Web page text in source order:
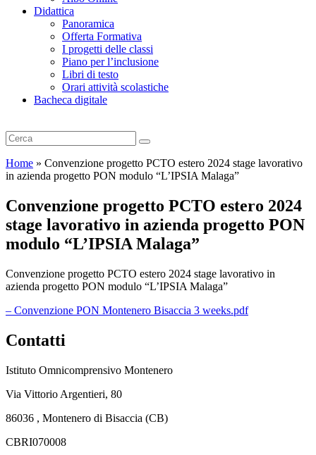
Didattica
Panoramica
Offerta Formativa
I progetti delle classi
Piano per l’inclusione
Libri di testo
Orari attività scolastiche
Bacheca digitale
Home » Convenzione progetto PCTO estero 2024 stage lavorativo
in azienda progetto PON modulo “L’IPSIA Malaga”
Convenzione progetto PCTO estero 2024
stage lavorativo in azienda progetto PON
modulo “L’IPSIA Malaga”
Convenzione progetto PCTO estero 2024 stage lavorativo in
azienda progetto PON modulo “L’IPSIA Malaga”
– Convenzione PON Montenero Bisaccia 3 weeks.pdf
Contatti
Istituto Omnicomprensivo Montenero
Via Vittorio Argentieri, 80
86036 , Montenero di Bisaccia (CB)
CBRI070008